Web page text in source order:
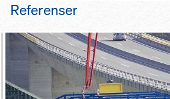
stämptorn och
Referenser